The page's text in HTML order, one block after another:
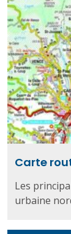
Carte
Les
urbaine